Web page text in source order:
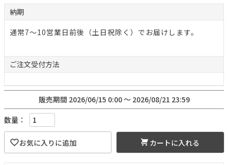
納期
通常7～10営業日前後（土日祝除く）でお届けします。
ご注文受付方法
販売期間 2026/06/15 0:00〜 2026/08/21 23:59
カートに入れる